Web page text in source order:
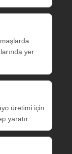
yer
üretimi için
yaratır.